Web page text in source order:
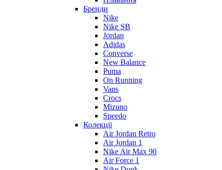
Бренди
Nike
Nike SB
Jordan
Adidas
Converse
New Balance
Puma
On Running
Vans
Crocs
Mizuno
Speedo
Колекції
Air Jordan Retro
Air Jordan 1
Nike Air Max 90
Air Force 1